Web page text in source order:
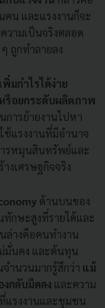
น และแรงงานก็จะ
ามเป็นจริงตลอด
ถูกทำลายลง
มกำไรได้ง่าย
รือยกระดับผลิตภาพ
การย้ายงานไปหา
ช้แรงงานที่มีอำนาจ
รหมุนสินทรัพย์และ
งเศรษฐกิจจริง
ด้านบนของ
กษะสูงที่รายได้และ
ล่างคือคนทำงาน
มั่นคง และต้นทุน
ำนวนมากรู้สึกว่า แม้
กลับมืดลง และความ
แรงงานและชุมชน